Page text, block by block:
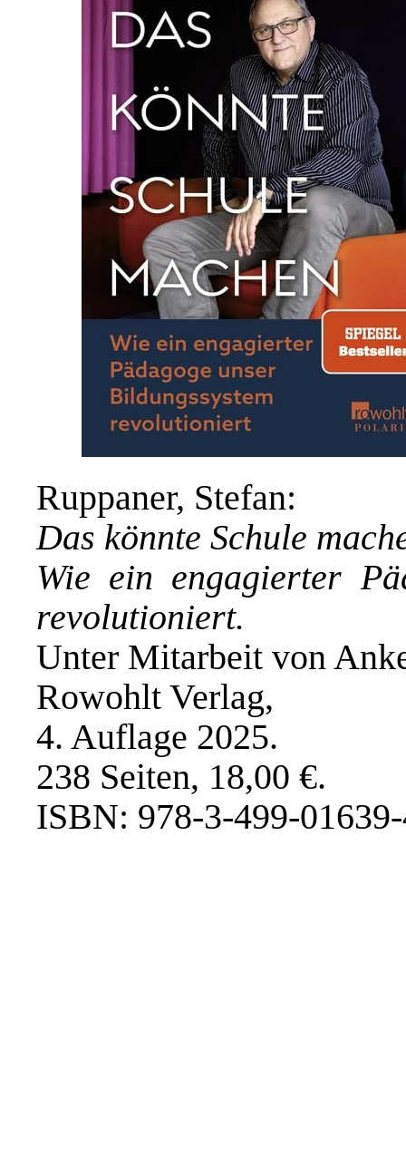
Ruppaner, Stefan:
Das könnte Schule
Wie ein engagierter
revolutioniert.
Unter Mitarbeit von
Rowohlt Verlag,
4. Auflage 2025.
238 Seiten, 18,00 €.
ISBN: 978-3-499-